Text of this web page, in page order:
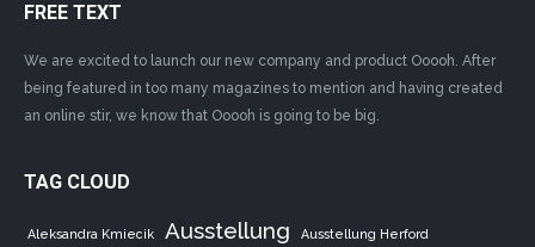
FREE TEXT
We are excited to launch our new company and product Ooooh. After
being featured in too many magazines to mention and having created
an online stir, we know that Ooooh is going to be big.
TAG CLOUD
Aleksandra Kmiecik Ausstellung Ausstellung Herford